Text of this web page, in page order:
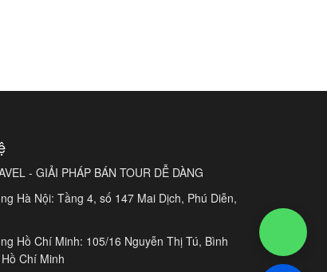
- GIẢI PHÁP BÁN TOUR DỄ DÀNG
Hà Nội: Tầng 4, số 147 Mai Dịch, Phú Diễn,
Hồ Chí Minh: 105/16 Nguyễn Thị Tú, Bình
Chí Minh